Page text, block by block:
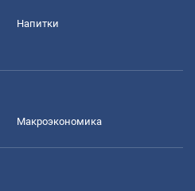
Напитки
Mакроэкономика